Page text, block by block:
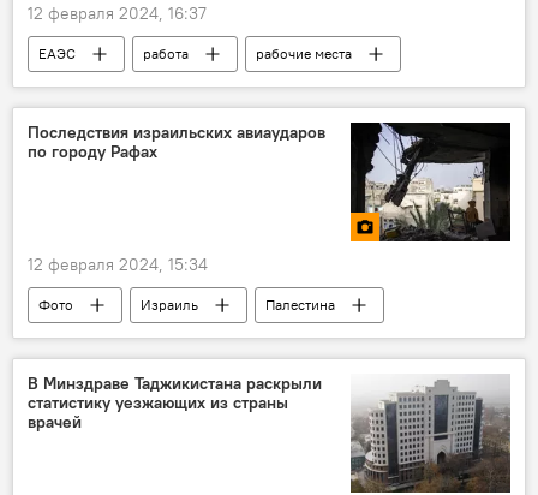
12 февраля 2024, 16:37
ЕАЭС работа
рабочие места
Общество
Последствия израильских авиаударов
по городу Рафах
12 февраля 2024, 15:34
Фото Израиль
Палестина
конфликт
В Минздраве Таджикистана раскрыли
статистику уезжающих из страны
врачей